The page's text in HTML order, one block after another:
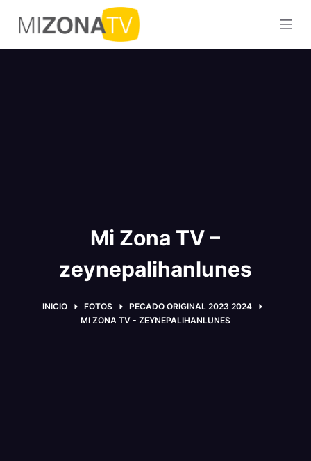
S
a
l
Mi Zona TV –
zeynepalihanlunes
INICIO FOTOS
PECADO ORIGINAL 2023 2024
MI ZONA TV - ZEYNEPALIHANLUNES